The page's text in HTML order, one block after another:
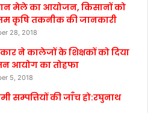
मेले का आयोजन, किसानों को
कृषि तकनीक की जानकारी
28, 2018
ने कालेजों के शिक्षकों को दिया
आयोग का तोहफा
5, 2018
सम्पत्तियों की जाँच हो:रघुनाथ